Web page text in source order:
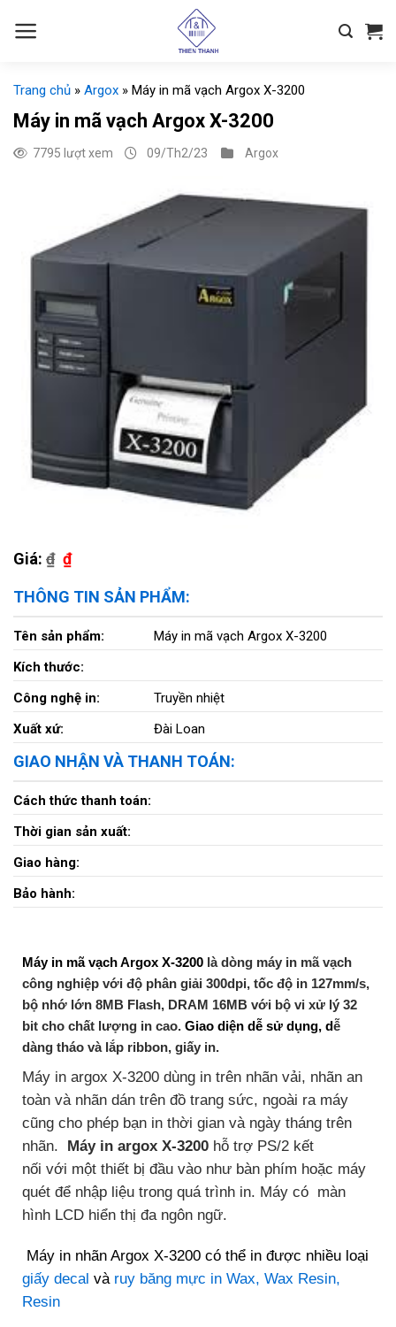
đến
Trang chủ » Argox » Máy in mã vạch Argox X-3200
Máy in mã vạch Argox X-3200
7795 lượt xem 09/Th2/23 Argox
Giá: ₫ ₫
THÔNG TIN SẢN PHẨM:
Tên sản phẩm:
Máy in mã vạch Argox X-3200
Kích thước:
Công nghệ in:
Truyền nhiệt
Xuất xứ:
Đài Loan
GIAO NHẬN VÀ THANH TOÁN:
Cách thức thanh toán:
Thời gian sản xuất:
Giao hàng:
Bảo hành:
Máy in mã vạch Argox X-3200 là dòng máy in mã vạch
công nghiệp với độ phân giải 300dpi, tốc độ in 127mm/s,
bộ nhớ lớn 8MB Flash, DRAM 16MB với bộ vi xử lý 32
bit cho chất lượng in cao. Giao diện dễ sử dụng, dễ
dàng tháo và lắp ribbon, giấy in.
Máy in argox X-3200 dùng in trên nhãn vải, nhãn an
toàn và nhãn dán trên đồ trang sức, ngoài ra máy
cũng cho phép bạn in thời gian và ngày tháng trên
nhãn.
Máy in argox X-3200 hỗ trợ PS/2 kết
nối với một thiết bị đầu vào như bàn phím hoặc máy
quét để nhập liệu trong quá trình in. Máy có màn
hình LCD hiển thị đa ngôn ngữ.
Máy in nhãn Argox X-3200 có thể in được nhiều loại
giấy decal và ruy băng mực in Wax, Wax Resin,
Resin